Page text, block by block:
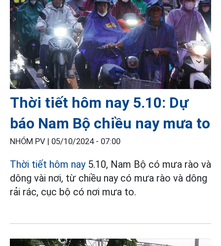
Thời tiết hôm nay 5.10: Dự
báo Nam Bộ chiều nay mưa to
NHÓM PV | 05/10/2024 - 07:00
Thời tiết hôm nay5.10, Nam Bộ có mưa rào và
dông vài nơi, từ chiều nay có mưa rào và dông
rải rác, cục bộ có nơi mưa to.